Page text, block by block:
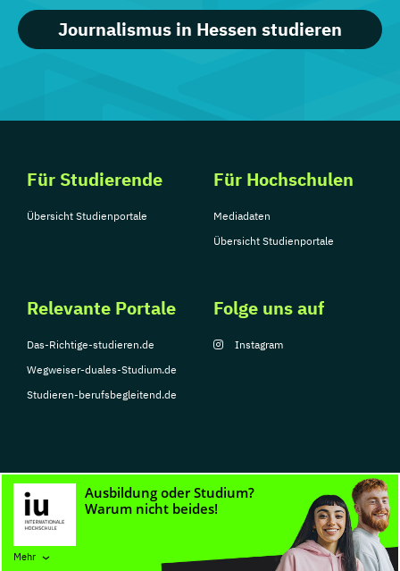
Mehr
Journalismus in Hessen studieren
Für Studierende
Übersicht Studienportale
Für Hochschulen
Mediadaten
Übersicht Studienportale
Relevante Portale
Das-Richtige-studieren.de
Wegweiser-duales-Studium.de
Studieren-berufsbegleitend.de
Folge uns auf
Instagram
© Copyright 2026, TarGroup Media GmbH
Nutzungsbedingungen